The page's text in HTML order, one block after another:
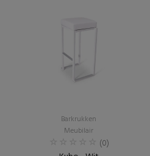
Barkrukken
Meubilair
(0)